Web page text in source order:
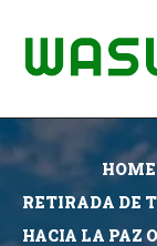
HOME
RETIRADA DE
HACIA LA PAZ